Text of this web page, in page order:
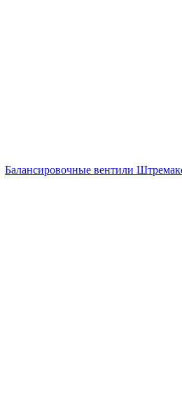
Балансировочные вентили